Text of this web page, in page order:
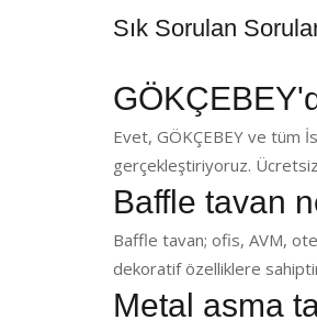
Sık Sorulan
Evet, GÖKÇEBEY ve tüm
gerçekleştiriyoruz.
Baffle tavan
Baffle tavan; ofis, AVM,
dekoratif özelliklere
Metal asma